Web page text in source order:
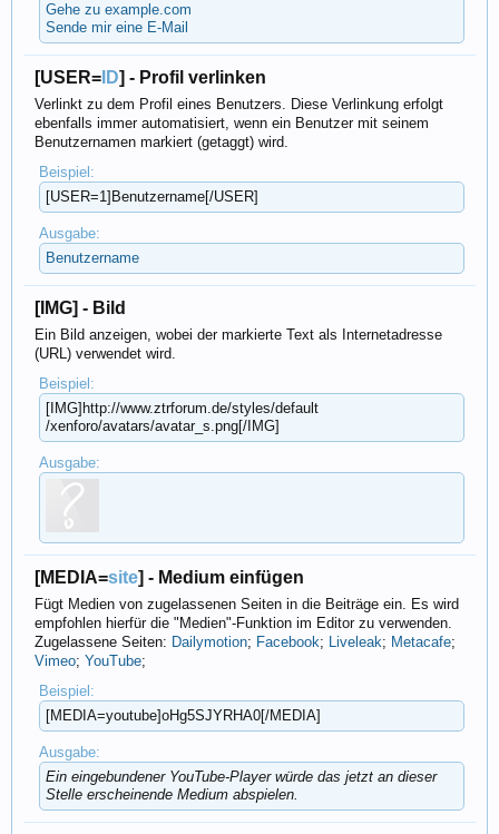
Gehe zu example.com
Sende mir eine E-Mail
[USER= ID] - Profil verlinken
Verlinkt zu dem Profil eines Benutzers. Diese Verlinkung erfolgt
ebenfalls immer automatisiert, wenn ein Benutzer mit seinem
Benutzernamen markiert (getaggt) wird.
Beispiel:
[USER=1]Benutzername[/USER]
Ausgabe:
Benutzername
[IMG] - Bild
Ein Bild anzeigen, wobei der markierte Text als Internetadresse
(URL) verwendet wird.
Beispiel:
[IMG]http://www.ztrforum.de/​styles/default​
/xenforo/avatars/avatar_s.png[/IMG]
Ausgabe:
[MEDIA=site] - Medium einfügen
Fügt Medien von zugelassenen Seiten in die Beiträge ein. Es wird
empfohlen hierfür die "Medien"-Funktion im Editor zu verwenden.
Zugelassene Seiten: Dailymotion; Facebook; Liveleak; Metacafe;
Vimeo; YouTube;
Beispiel:
[MEDIA=youtube]oHg5SJYRHA0[/MEDIA]
Ausgabe:
Ein eingebundener YouTube-Player würde das jetzt an dieser
Stelle erscheinende Medium abspielen.